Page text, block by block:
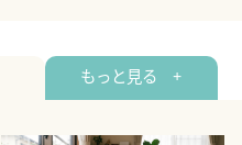
もっと見る +